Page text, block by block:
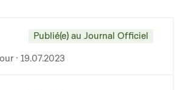
Publié(e) au Journal Officiel
· 19.07.2023